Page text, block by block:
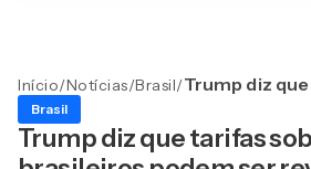
Início/Notícias/Brasil/Trump diz
podem ser
rapidamente”
Brasil
Trump diz que tarifas